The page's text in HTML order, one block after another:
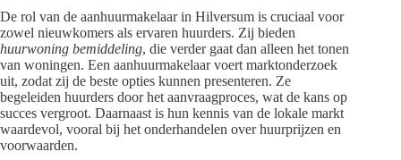
De rol van de aanhuurmakelaar in Hilversum is cruciaal voor
zowel nieuwkomers als ervaren huurders. Zij bieden
huurwoning bemiddeling, die verder gaat dan alleen het tonen
van woningen. Een aanhuurmakelaar voert marktonderzoek
uit, zodat zij de beste opties kunnen presenteren. Ze
begeleiden huurders door het aanvraagproces, wat de kans op
succes vergroot. Daarnaast is hun kennis van de lokale markt
waardevol, vooral bij het onderhandelen over huurprijzen en
voorwaarden.